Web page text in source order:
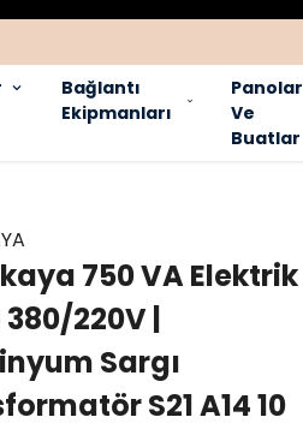
Bağlantı
Ekipmanları
Panolar
Ve
Buatlar
750 VA Elektrik
220V |
Sargı
S21 A14 10